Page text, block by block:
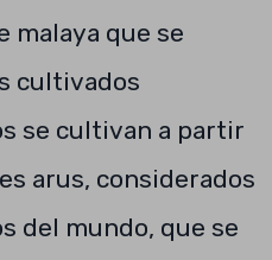
malaya que se
cultivados
se cultivan a partir
arus, considerados
del mundo, que se